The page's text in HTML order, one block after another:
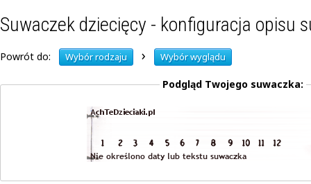
Suwaczek dziecięcy - konfiguracja opisu
Powrót do: Wybór rodzaju › Wybór wyglądu
Podgląd Twojego suwaczka: